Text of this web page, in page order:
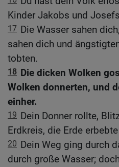
Kinder Jakobs und
17 Die Wasser sahen
sahen dich und
tobten.
18 Die dicken Wolken
Wolken donnerten, und
einher.
19 Dein Donner rollte,
Erdkreis, die Erde
20 Dein Weg ging durch
durch große Wasser;